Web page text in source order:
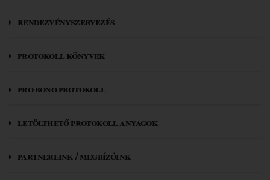
rendezvényszervezés
protokoll könyvek
pro bono protokoll
letölthető protokoll anyagok
partnereink / megbízóink